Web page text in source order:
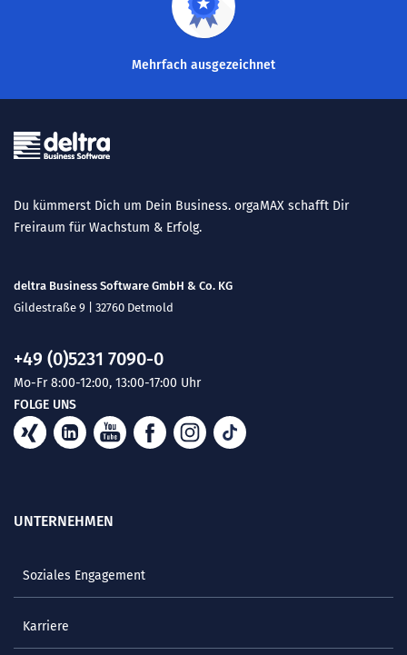
Mehrfach ausgezeichnet
Du kümmerst Dich um Dein Business. orgaMAX schafft Dir
Freiraum für Wachstum & Erfolg.
deltra Business Software GmbH & Co. KG
Gildestraße 9 | 32760 Detmold
+49 (0)5231 7090-0
Mo-Fr 8:00-12:00, 13:00-17:00 Uhr
FOLGE UNS
UNTERNEHMEN
Soziales Engagement
Karriere